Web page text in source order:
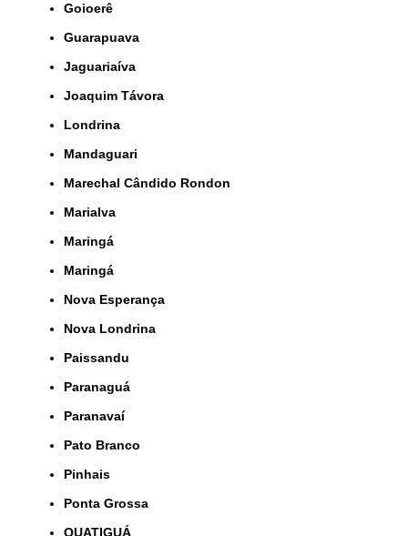
Goioerê
Guarapuava
Jaguariaíva
Joaquim Távora
Londrina
Mandaguari
Marechal Cândido Rondon
Marialva
Maringá
Maringá
Nova Esperança
Nova Londrina
Paissandu
Paranaguá
Paranavaí
Pato Branco
Pinhais
Ponta Grossa
QUATIGUÁ